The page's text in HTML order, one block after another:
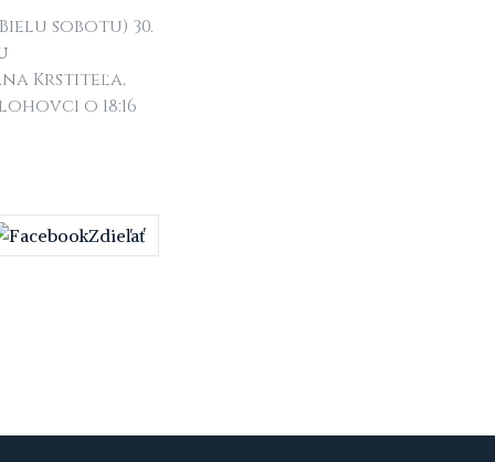
sobotu) 30.
Krstiteľa,
o 18:16
Zdieľať